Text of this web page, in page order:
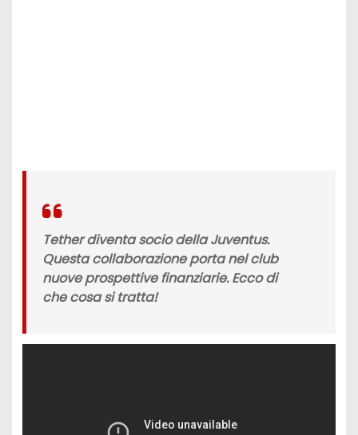
Tether diventa socio della Juventus.
Questa collaborazione porta nel club
nuove prospettive finanziarie. Ecco di
che cosa si tratta!